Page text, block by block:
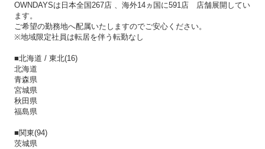
OWNDAYSは日本全国267店 、海外14ヵ国に591店 店舗展開してい
ます。
ご希望の勤務地へ配属いたしますのでご安心ください。
※地域限定社員は転居を伴う転勤なし
■北海道 / 東北(16)
北海道
青森県
宮城県
秋田県
福島県
■関東(94)
茨城県